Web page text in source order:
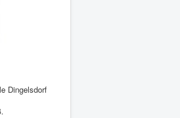
Dingelsdorf